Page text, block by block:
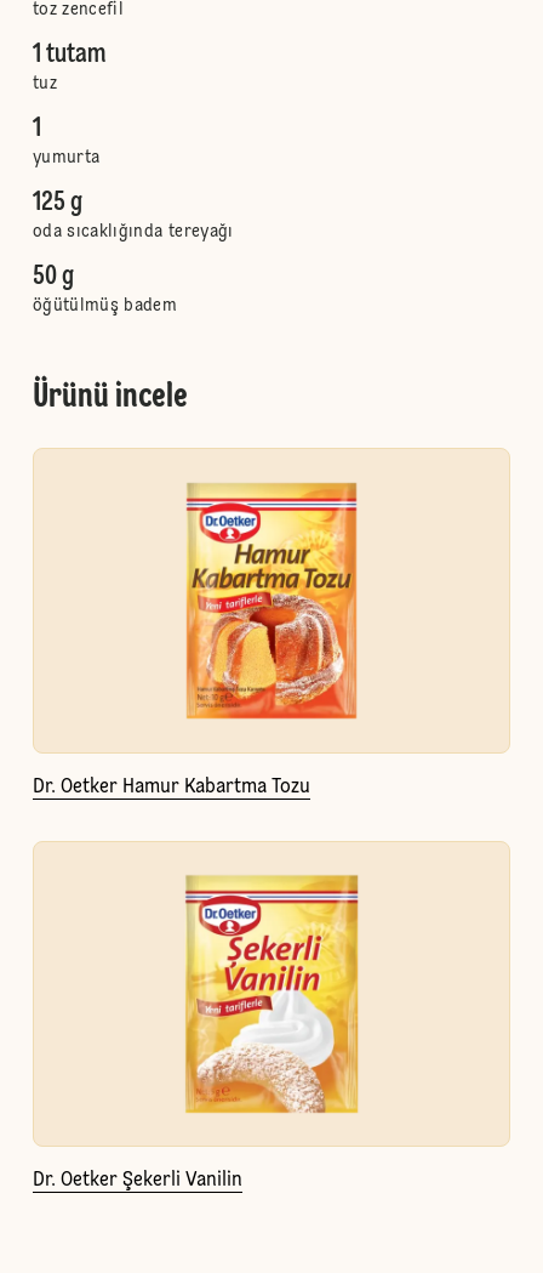
toz zencefil
1 tutam
tuz
1
yumurta
125 g
oda sıcaklığında tereyağı
50 g
öğütülmüş badem
Ürünü incele
Dr. Oetker Hamur Kabartma Tozu
Dr. Oetker Şekerli Vanilin